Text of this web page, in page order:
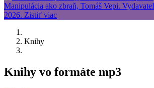
Knihy
Knihy vo formáte mp3